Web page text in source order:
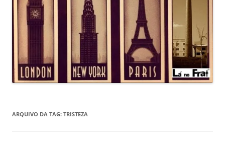
ARQUIVO DA TAG: TRISTEZA